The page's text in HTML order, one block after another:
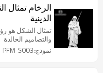
الدينية
تمثال الشكل هو
والتصاميم الخالدة
نموذج:PFM-S003